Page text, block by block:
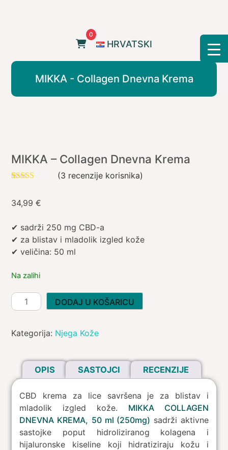
0
HRVATSKI
MIKKA - Collagen Dnevna Krema
MIKKA – Collagen Dnevna Krema
od ukupno 5
(3 recenzije korisnika)
34,99€
✔ sadrži 250 mg CBD-a
✔ za blistav i mladolik izgled kože
✔ veličina: 50 ml
Na zalihi
MIKKA
-
Dnevna
količina
DODAJ U KOŠARICU
Kategorija: Njega Kože
OPIS SASTOJCI RECENZIJE
CBD krema za lice savršena je za blistav i
mladolik izgled kože. MIKKA COLLAGEN
DNEVNA KREMA, 50 ml (250mg) sadrži aktivne
sastojke poput hidroliziranog kolagena i
hijaluronske kiseline koji hidratiziraju kožu i